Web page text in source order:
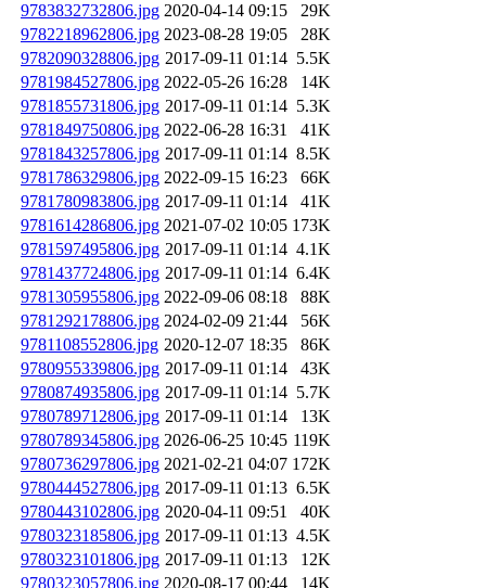
9783832732806.jpg 2020-04-14 09:15
29K
9782218962806.jpg 2023-08-28 19:05
28K
9782090328806.jpg 2017-09-11 01:14 5.5K
9781984527806.jpg 2022-05-26 16:28
14K
9781855731806.jpg 2017-09-11 01:14 5.3K
9781849750806.jpg 2022-06-28 16:31
41K
9781843257806.jpg 2017-09-11 01:14 8.5K
9781786329806.jpg 2022-09-15 16:23
66K
9781780983806.jpg 2017-09-11 01:14
41K
9781614286806.jpg 2021-07-02 10:05 173K
9781597495806.jpg 2017-09-11 01:14 4.1K
9781437724806.jpg 2017-09-11 01:14 6.4K
9781305955806.jpg 2022-09-06 08:18
88K
9781292178806.jpg 2024-02-09 21:44
56K
9781108552806.jpg 2020-12-07 18:35
86K
9780955339806.jpg 2017-09-11 01:14
43K
9780874935806.jpg 2017-09-11 01:14 5.7K
9780789712806.jpg 2017-09-11 01:14
13K
9780789345806.jpg 2026-06-25 10:45 119K
9780736297806.jpg 2021-02-21 04:07 172K
9780444527806.jpg 2017-09-11 01:13 6.5K
9780443102806.jpg 2020-04-11 09:51
40K
9780323185806.jpg 2017-09-11 01:13 4.5K
9780323101806.jpg 2017-09-11 01:13
12K
9780323057806.jpg 2020-08-17 00:44 14K